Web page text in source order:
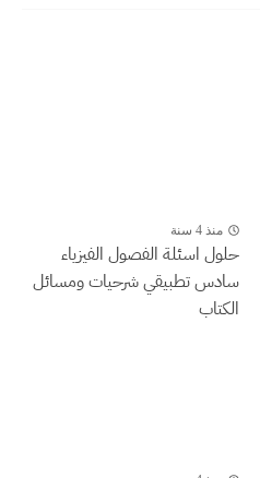
منذ 4 سنة
حلول اسئلة الفصول الفيزياء
سادس تطبيقي شرحيات ومسائل
الكتاب